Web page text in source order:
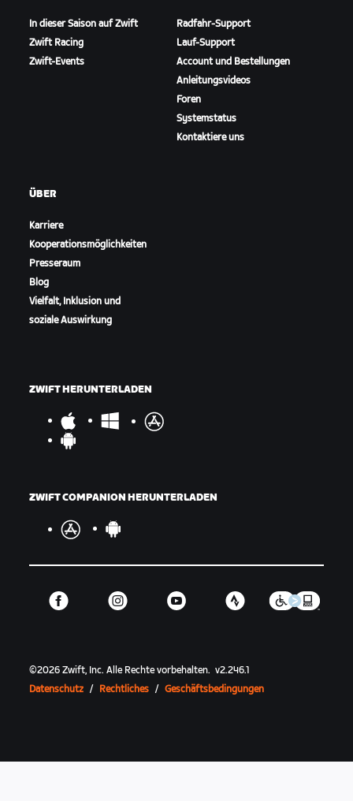
In dieser Saison auf Zwift
Zwift Racing
Zwift-Events
Radfahr-Support
Lauf-Support
Account und Bestellungen
Anleitungsvideos
Foren
Systemstatus
Kontaktiere uns
ÜBER
Karriere
Kooperationsmöglichkeiten
Presseraum
Blog
Vielfalt, Inklusion und
soziale Auswirkung
ZWIFT HERUNTERLADEN
ZWIFT COMPANION HERUNTERLADEN
©2026 Zwift, Inc.Alle Rechte vorbehalten. v2.246.1
Datenschutz / Rechtliches / Geschäftsbedingungen